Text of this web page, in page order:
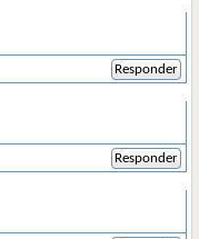
Responder
Responder